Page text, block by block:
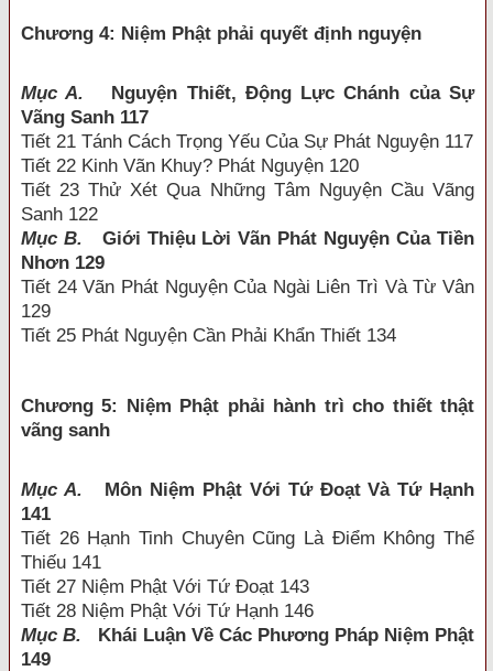
Chương 4: Niệm Phật phải quyết định nguyện
Mục A. Nguyện Thiết, Động Lực Chánh của Sự
Vãng Sanh 117
Tiết 21 Tánh Cách Trọng Yếu Của Sự Phát Nguyện 117
Tiết 22 Kinh Vãn Khuy? Phát Nguyện 120
Tiết 23 Thử Xét Qua Những Tâm Nguyện Cầu Vãng
Sanh 122
Mục B. Giới Thiệu Lời Vãn Phát Nguyện Của Tiền
Nhơn 129
Tiết 24 Vãn Phát Nguyện Của Ngài Liên Trì Và Từ Vân
129
Tiết 25 Phát Nguyện Cần Phải Khẩn Thiết 134
Chương 5: Niệm Phật phải hành trì cho thiết thật
vãng sanh
Mục A. Môn Niệm Phật Với Tứ Đoạt Và Tứ Hạnh
141
Tiết 26 Hạnh Tinh Chuyên Cũng Là Điểm Không Thể
Thiếu 141
Tiết 27 Niệm Phật Với Tứ Đoạt 143
Tiết 28 Niệm Phật Với Tứ Hạnh 146
Mục B. Khái Luận Về Các Phương Pháp Niệm Phật
149